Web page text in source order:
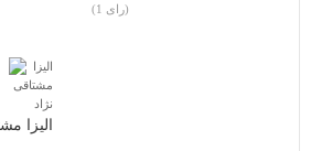
(1 رای)
الیزا